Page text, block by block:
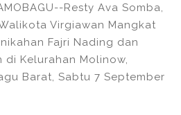
Resty Ava Somba,
Virgiawan Mangkat
Fajri Nading dan
di Kelurahan Molinow,
Barat, Sabtu 7 September